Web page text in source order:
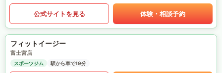
公式サイトを見る 体験・相談予約
フィットイージー
富士宮店
スポーツジム 駅から車で19分